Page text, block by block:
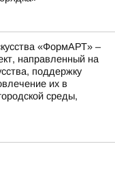
«ФормАРТ» –
направленный на
поддержку
их в
среды,